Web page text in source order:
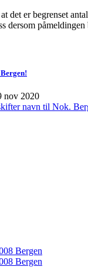
det er begrenset
dersom
nov 2020
navn til Nok.
Bergen
Bergen